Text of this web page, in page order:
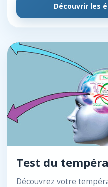
Découvrir les
Test du
Découvrez votre